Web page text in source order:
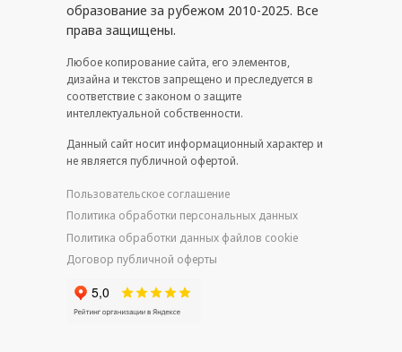
образование за рубежом 2010-2025. Все
права защищены.
Любое копирование сайта, его элементов,
дизайна и текстов запрещено и преследуется в
соответствие с законом о защите
интеллектуальной собственности.
Данный сайт носит информационный характер и
не является публичной офертой.
Пользовательское соглашение
Политика обработки персональных данных
Политика обработки данных файлов cookie
Договор публичной оферты